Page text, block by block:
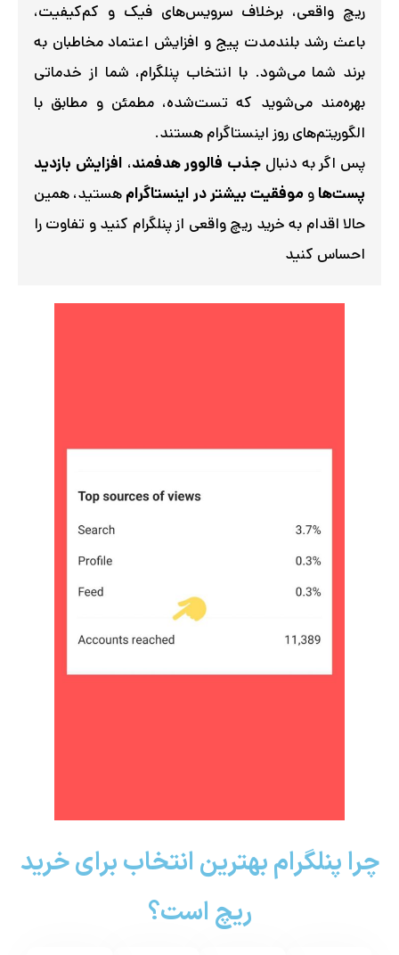
ریچ واقعی، برخلاف سرویس‌های فیک و کم‌کیفیت،
باعث رشد بلندمدت پیج و افزایش اعتماد مخاطبان به
برند شما می‌شود. با انتخاب پنلگرام، شما از خدماتی
بهره‌مند می‌شوید که تست‌شده، مطمئن و مطابق با
الگوریتم‌های روز اینستاگرام هستند.
پس اگر به دنبال جذب فالوور هدفمند، افزایش بازدید
پست‌ها و موفقیت بیشتر در اینستاگرام هستید، همین
حالا اقدام به خرید ریچ واقعی از پنلگرام کنید و تفاوت را
احساس کنید
چرا پنلگرام بهترین انتخاب برای خرید
ریچ است؟